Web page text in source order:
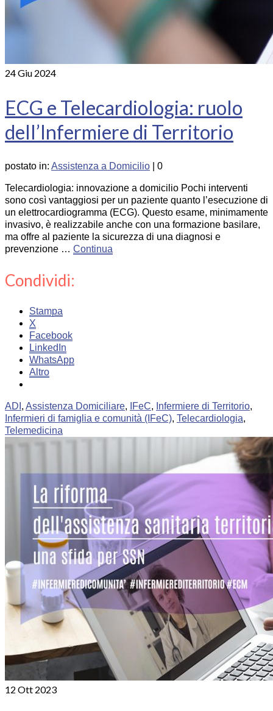
24Giu 2024
ECG e Telecardiologia: ruolo
dell’Infermiere di Territorio
postato in: Assistenza a Domicilio 0
Telecardiologia: innovazione a domicilio Pochi interventi
sono così vantaggiosi per un paziente quanto l’esecuzione di
un elettrocardiogramma (ECG). Questo esame, minimamente
invasivo, è realizzabile anche con una formazione basilare,
ma offre al paziente la sicurezza di una diagnosi e
prevenzione … Continua
Condividi:
Stampa
X
Facebook
LinkedIn
WhatsApp
Altro
ADI , Assistenza Domiciliare, IFeC, Infermiere di Territorio,
Infermieri di famiglia e comunità (IFeC), Telecardiologia,
Telemedicina
12 Ott 2023